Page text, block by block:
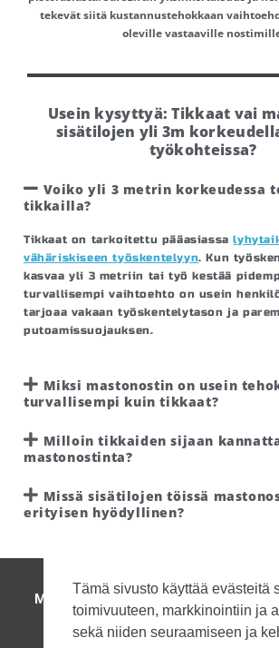
Tämä sivusto käyttää evästeitä
toimivuuteen, markkinointiin ja
sekä niiden seuraamiseen ja
tekevät siitä kustannustehokkaan
oleville vastaaville
Usein kysyttyä: Tikkaat vai
sisätilojen yli 3m
työkohteissa?
Voiko yli 3 metrin korkeudessa
tikkailla?
Tikkaat on tarkoitettu pääasiassa
vähäriskiseen työskentelyyn. Kun
kasvaa yli 3 metriin tai työ kestää
turvallisempi vaihtoehto on usein
tarjoaa vakaan työskentelytason ja
putoamissuojauksen.
Miksi mastonostin on usein
turvallisempi kuin tikkaat?
Milloin tikkaiden sijaan
mastonostinta?
Missä sisätilojen töissä
erityisen hyödyllinen?
MAANRAKENNUSKONEET |
TRUKIT JA
HUOLTO JA VARAOSAT|